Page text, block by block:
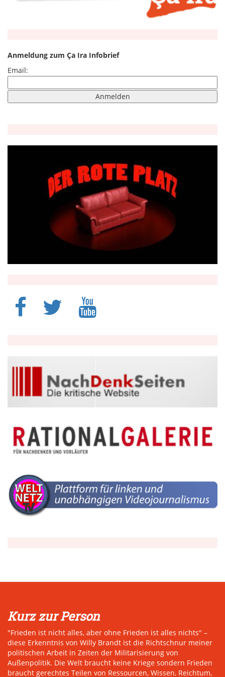
Anmeldung zum Ça Ira Infobrief
Email:
Kurz zur Person
"Frieden ist nicht alles, aber ohne Frieden ist alles nichts" –
diese Erkenntnis von Willy Brandt ist die Richtschnur meiner
politischen Arbeit in Zeiten der Militarisierung von
Außenpolitik. Die Welt braucht keine Kriege sondern Frieden
braucht gerechtes Teilen von Ressourcen, Wissen, Reichtum,